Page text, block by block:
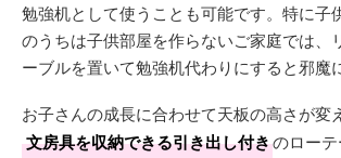
勉強机として使うことも可能です。特に子
のうちは子供部屋を作らないご家庭では、
ーブルを置いて勉強机代わりにすると邪魔
お子さんの成長に合わせて天板の高さが変
文房具を収納できる引き出し付きのロー